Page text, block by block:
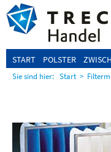
START POLSTER
Sie sind hier: Start >